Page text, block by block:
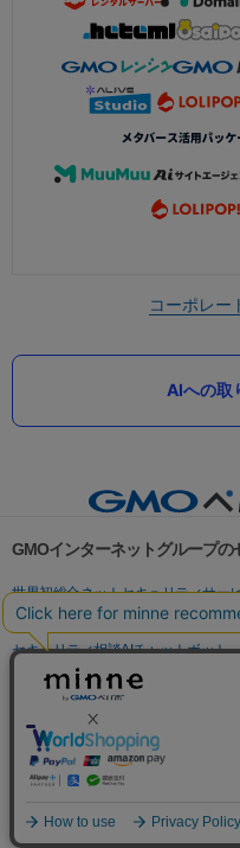
コーポレー
AIへの取
GMOインターネットグループ
世界初総合ネットセキュリティサー
パスワード漏洩診断
Webサイト
セキュリティ相談AIチャットボット
実在証明・盗聴対策
サイバー攻撃対策（GMO Flatt Security
セキュリティ事業の軌跡